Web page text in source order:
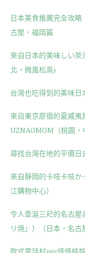
日本美食推薦完全攻
古屋、福岡篇
來自日本的美味しい
北，微風松高)
台灣也吃得到的美味日
來自東京原宿的夏威
UZNAOMOM（桃園，
尋找台灣在地的平價日
來自靜岡的卡吱卡吱
江購物中心）
令人垂涎三尺的名古
リ焼」）（日本，名古